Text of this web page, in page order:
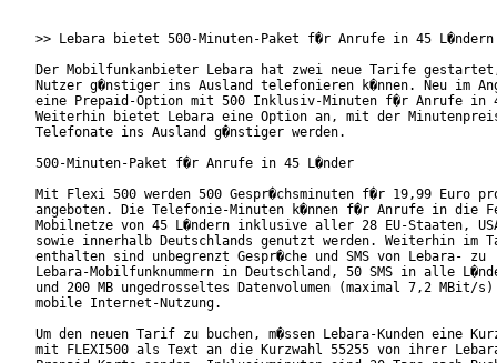
>> Lebara bietet 500-Minuten-Paket f�r Anrufe in 45 L�ndern
Der Mobilfunkanbieter Lebara hat zwei neue Tarife
Nutzer g�nstiger ins Ausland telefonieren k�nnen. Neu im
eine Prepaid-Option mit 500 Inklusiv-Minuten f�r Anrufe in
Weiterhin bietet Lebara eine Option an, mit der
Telefonate ins Ausland g�nstiger werden.
500-Minuten-Paket f�r Anrufe in 45 L�nder
Mit Flexi 500 werden 500 Gespr�chsminuten f�r 19,99 Euro
angeboten. Die Telefonie-Minuten k�nnen f�r Anrufe in die
Mobilnetze von 45 L�ndern inklusive aller 28 EU-Staaten,
sowie innerhalb Deutschlands genutzt werden. Weiterhin im
enthalten sind unbegrenzt Gespr�che und SMS von Lebara- zu
Lebara-Mobilfunknummern in Deutschland, 50 SMS in alle
und 200 MB ungedrosseltes Datenvolumen (maximal 7,2 MBit/
mobile Internet-Nutzung.
Um den neuen Tarif zu buchen, m�ssen Lebara-Kunden eine
mit FLEXI500 als Text an die Kurzwahl 55255 von ihrer